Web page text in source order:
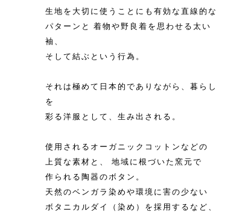
生地を大切に使うことにも有効な直線的な
パターンと 着物や野良着を思わせる太い
袖、
そして結ぶという行為。
それは極めて日本的でありながら、暮らし
を
彩る洋服として、生み出される。
使用されるオーガニックコットンなどの
上質な素材と、 地域に根づいた窯元で
作られる陶器のボタン。
天然のベンガラ染めや環境に害の少ない
ボタニカルダイ（染め）を採用するなど、